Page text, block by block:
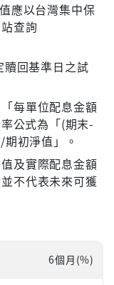
應以台灣集中保
查詢
贖回基準日之試
每單位配息金額
公式為「(期末-
初淨值」。
及實際配息金額
不代表未來可獲
6個月(%)